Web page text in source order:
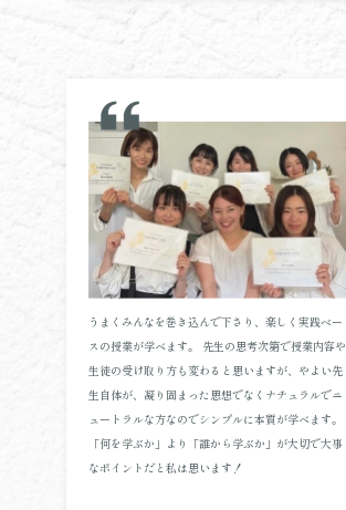
うまくみんなを巻き込んで下さり、楽しく実践ベー
スの授業が学べます。 先生の思考次第で授業内容や
生徒の受け取り方も変わると思いますが、やよい先
生自体が、凝り固まった思想でなくナチュラルでニ
ュートラルな方なのでシンプルに本質が学べます。
「何を学ぶか」より「誰から学ぶか」が大切で大事
なポイントだと私は思います！